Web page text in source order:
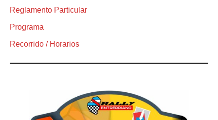
Reglamento Particular
Programa
Recorrido / Horarios